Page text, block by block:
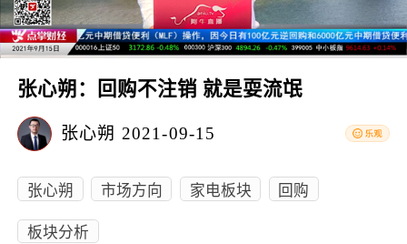
张心朔：回购不注销 就是耍流氓
张心朔 2021-09-15
张心朔 市场方向 家电板块
回购
板块分析